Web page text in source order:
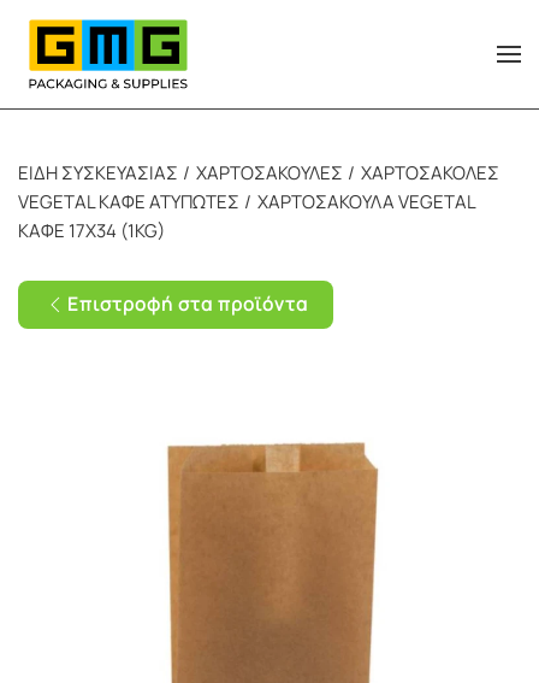
Skip to main content
ΕΙΔΗ ΣΥΣΚΕΥΑΣΙΑΣ ΧΑΡΤΟΣΑΚΟΥΛΕΣ
ΧΑΡΤΟΣΑΚΟΛΕΣ
VEGETAL ΚΑΦΕ ΑΤΥΠΩΤΕΣ
ΧΑΡΤΟΣΑΚΟΥΛΑ VEGETAL
ΚΑΦΕ 17X34 (1KG)
Επιστροφή στα προϊόντα